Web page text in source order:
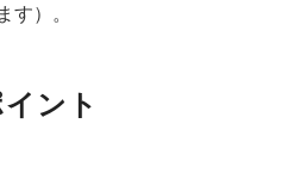
）。
ント